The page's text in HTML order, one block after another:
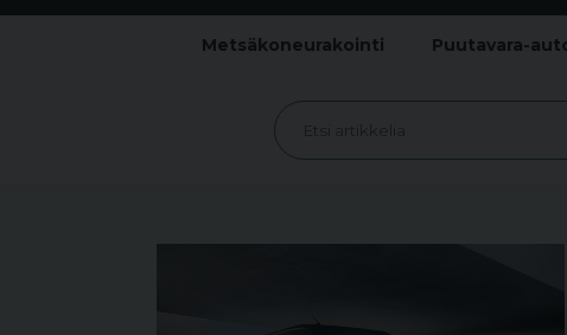
Metsäkoneurakointi Puutavara-